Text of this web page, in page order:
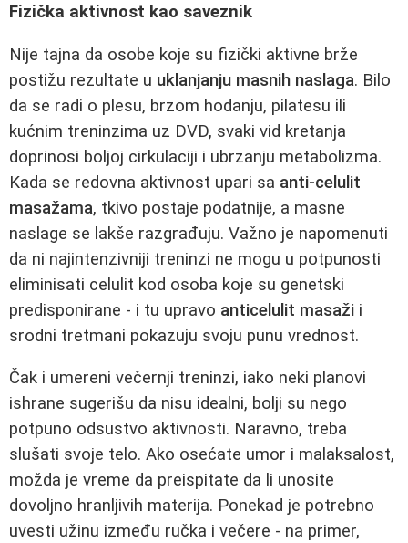
Fizička aktivnost kao saveznik
Nije tajna da osobe koje su fizički aktivne brže
postižu rezultate u uklanjanju masnih naslaga. Bilo
da se radi o plesu, brzom hodanju, pilatesu ili
kućnim treninzima uz DVD, svaki vid kretanja
doprinosi boljoj cirkulaciji i ubrzanju metabolizma.
Kada se redovna aktivnost upari sa anti-celulit
masažama, tkivo postaje podatnije, a masne
naslage se lakše razgrađuju. Važno je napomenuti
da ni najintenzivniji treninzi ne mogu u potpunosti
eliminisati celulit kod osoba koje su genetski
predisponirane - i tu upravo anticelulit masaži i
srodni tretmani pokazuju svoju punu vrednost.
Čak i umereni večernji treninzi, iako neki planovi
ishrane sugerišu da nisu idealni, bolji su nego
potpuno odsustvo aktivnosti. Naravno, treba
slušati svoje telo. Ako osećate umor i malaksalost,
možda je vreme da preispitate da li unosite
dovoljno hranljivih materija. Ponekad je potrebno
uvesti užinu između ručka i večere - na primer,